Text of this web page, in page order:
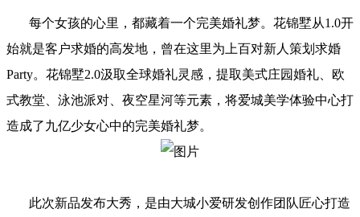
每个女孩的心里，都藏着一个完美婚礼梦。花锦墅从1.0开
始就是客户求婚的高发地，曾在这里为上百对新人策划求婚
Party。花锦墅2.0汲取全球婚礼灵感，提取美式庄园婚礼、欧
式教堂、泳池派对、夜空星河等元素，将爱城美学体验中心打
造成了九亿少女心中的完美婚礼梦。
此次新品发布大秀，是由大城小爱研发创作团队匠心打造